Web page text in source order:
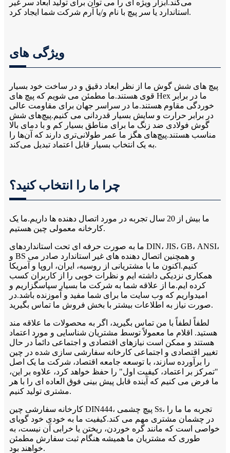
می‌کند.ابزار ویژه ای را می توان برای تولید ابعاد سر غیر
استاندارد یا سر پیچ با نام و/یا آرم شرکت شما ایجاد کرد.
ویژگی های
پیچ های شش گوش ما از نظر ابعاد دقیق و در ساخت خود بسیار
قوی هستند.ما مطمئن می شویم که پیچ های Hex ما در برابر
خوردگی مقاوم هستند.ما در سراسر جهان برای مقاومت عالی
در برابر حرارت و سایش بسیار قدردانی می کنیم.پیچ‌های شش
گوش فولادی ضد زنگ ما برای مناطق بسیار کم و با دمای بالا
مناسب هستند.پیچ‌های هگز ما عمر طولانی‌تری دارند که آن‌ها را
به یک انتخاب بسیار قابل اعتماد تبدیل می‌کند.
چرا ما را انتخاب کنید؟
ما بیش از 20 سال تجربه در مورد اتصال دهنده ها داریم.ما یک
کارخانه معمولی چین هستیم.
ما به صورت حرفه ای تحت استانداردهای DIN، JIS، GB، ANSI،
و BS و همچنین اتصال دهنده های غیر استاندارد صادر می
کنیم.اکنون ما با مشتریانی از روسیه، ایران، اروپا و آمریکا
همکاری نزدیکی داشته ایم و نظرات خوبی را از کاربران کسب
کرده ایم.ما از علاقه شما به شرکت ما بسیار سپاسگزاریم و
امیدواریم که وب سایت ما برای شما مفید و آموزنده باشد.در
صورت نیاز به اطلاعات بیشتر با بخش فروش ما تماس بگیرید.
لطفاً لطفاً با من تماس بگیرید، اگر به محصولات ما علاقه مند
هستید. اقلام ما معمولاً توسط مشتریان شناسایی و مورد اعتماد
هستند و ممکن است نیازهای اقتصادی و اجتماعی دائماً در حال
تغییر اقتصادی و اجتماعی کارخانه سفارشی سازی شده در چین
را برآورده سازند، با توسعه جامعه اقتصاد، شرکت ما یک اصل
"تمرکز بر اعتماد، کیفیت اول" را حفظ خواهد کرد، علاوه بر این،
ما فرض می کنیم که آینده قابل پیش بینی فوق العاده ای را با هر
مشتری تولید کنیم.
کارخانه سفارشی چین DIN444، پیچ چشمی Ss، تجربه ما ما را
در چشمان مشتری مهم می کند.کیفیت ما به خودی خود گویای
خواصی است که مانند گره خوردن، ریختن یا خرابی آن نیست، به
طوری که مشتریان ما همیشه هنگام ثبت سفارش مطمئن
خواهند بود.